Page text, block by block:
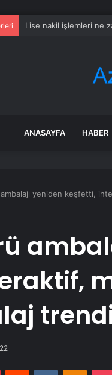
Vezirköprü’de
ANASAYFA HABER
yeniden keşfetti,
PinterestReddit VKontakte